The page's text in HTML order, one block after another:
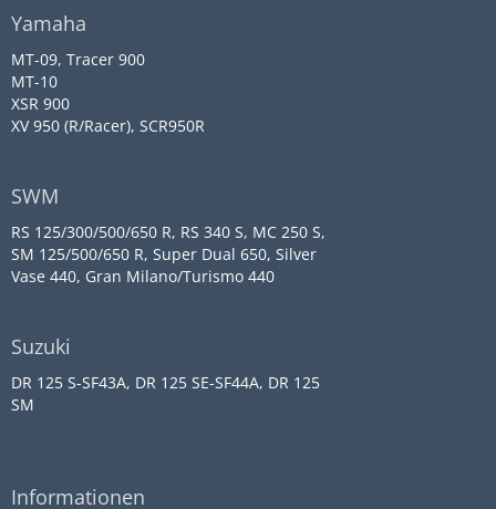
Yamaha
MT-09, Tracer 900
MT-10
XSR 900
XV 950 (R/Racer), SCR950R
SWM
RS 125/300/500/650 R, RS 340 S, MC 250 S,
SM 125/500/650 R, Super Dual 650, Silver
Vase 440, Gran Milano/Turismo 440
Suzuki
DR 125 S-SF43A, DR 125 SE-SF44A, DR 125
SM
Informationen